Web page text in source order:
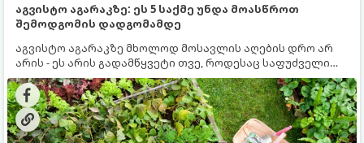
აგვისტო აგარაკზე: ეს 5 საქმე უნდა მოასწროთ
შემოდგომის დადგომამდე
აგვისტო აგარაკზე მხოლოდ მოსავლის აღების დრო არ
არის - ეს არის გადამწყვეტი თვე, როდესაც საფუძველი
ეყრება მომავალი წლის მოსავალს და ბაღი მზადდება
შემოდგომა-ზამთრის სეზონისთვის. იმისათვის, რომ
ნიადაგმა ენერგია აღიდგინოს, ხოლო მცენარეებმა
ზამთარს გაუძლონ, აგვისტოს ბოლომდე 5
მნიშვნელოვანი საქმის გაკეთება უნდა მოასწროთ: